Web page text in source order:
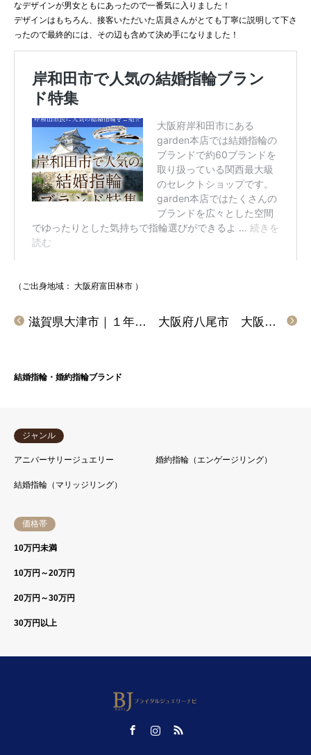
なデザインが男女ともにあったので一番気に入りました！
デザインはもちろん、接客いただいた店員さんがとても丁寧に説明して下さ
ったので最終的には、その辺も含めて決め手になりました！
（ご出身地域： 大阪府富田林市 ）
大阪府八尾市 大阪市住之江区｜プラチナとゴールドのコンビタイプの結婚指輪レテットミッテをご成約いただきました
滋賀県大津市｜１年前に手作りペアリングを作成頂き、ご婚約指輪・ご結婚指輪も当店でマリアージュエントをご成約頂きました
結婚指輪・婚約指輪ブランド
ジャンル
アニバーサリージュエリー 婚約指輪（エンゲージリング）
結婚指輪（マリッジリング）
価格帯
10万円未満
10万円～20万円
20万円～30万円
30万円以上